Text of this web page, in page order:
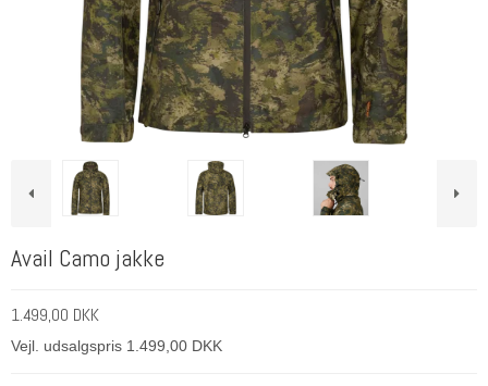
Avail Camo jakke
1.499,00 DKK
Vejl. udsalgspris 1.499,00 DKK